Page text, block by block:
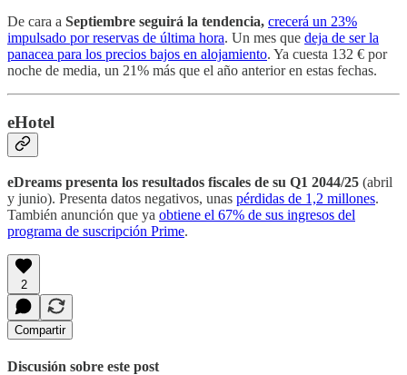
De cara a Septiembre seguirá la tendencia, crecerá un 23%
impulsado por reservas de última hora. Un mes que deja de ser la
panacea para los precios bajos en alojamiento. Ya cuesta 132 € por
noche de media, un 21% más que el año anterior en estas fechas.
eHotel
eDreams presenta los resultados fiscales de su Q1 2044/25 (abril
y junio). Presenta datos negativos, unas pérdidas de 1,2 millones.
También anunción que ya obtiene el 67% de sus ingresos del
programa de suscripción Prime.
2
Compartir
Discusión sobre este post